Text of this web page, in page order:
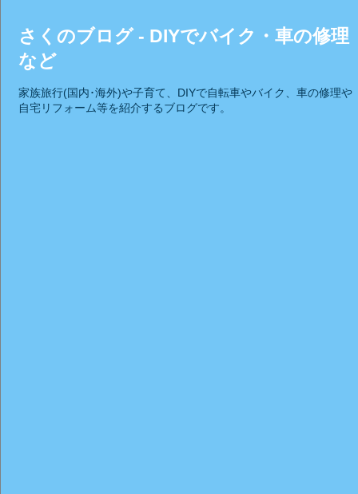
さくのブログ - DIYでバイク・車の修理
など
家族旅行(国内･海外)や子育て、DIYで自転車やバイク、車の修理や
自宅リフォーム等を紹介するブログです。